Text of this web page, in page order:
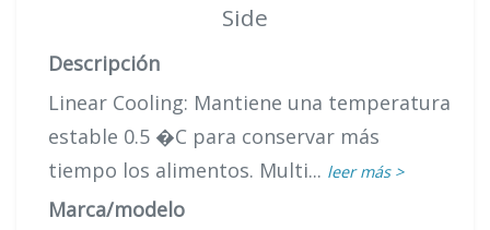
Side
Descripción
Linear Cooling: Mantiene una temperatura
estable 0.5 �C para conservar más
tiempo los alimentos. Multi... leer más >
Marca/modelo